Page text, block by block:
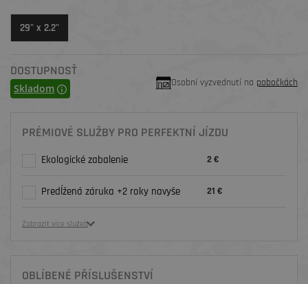
29" x 2.2"
DOSTUPNOSŤ
Skladom Osobní vyzvednutí na pobočkách
PRÉMIOVÉ SLUŽBY PRO PERFEKTNÍ JÍZDU
Ekologické zabalenie 2 €
Predĺžená záruka +2 roky navyše 21 €
Zobrazit více služeb
OBLÍBENÉ PŘÍSLUŠENSTVÍ